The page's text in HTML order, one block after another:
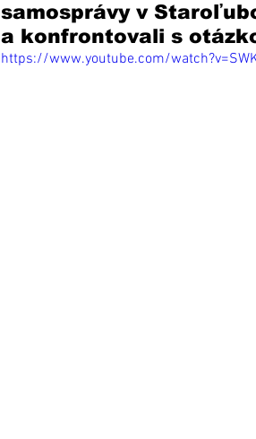
samosprávy v
a konfrontovali s
https://www.youtube.com/